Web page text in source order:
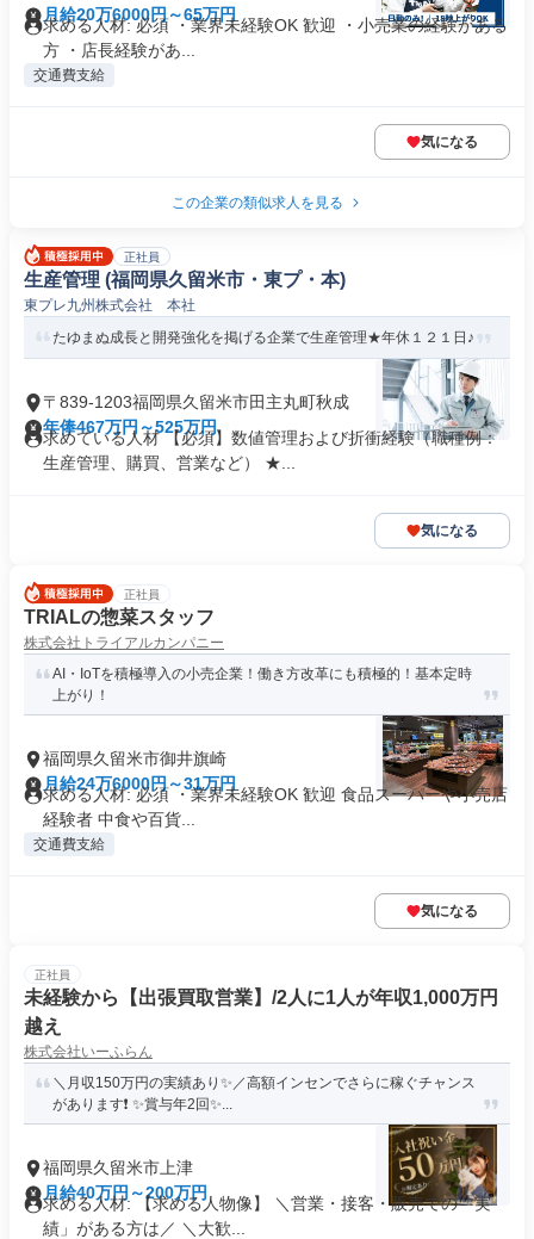
月給20万6000円～65万円
求める人材: 必須 ・業界未経験OK 歓迎 ・小売業の経験がある
方 ・店長経験があ...
交通費支給
気になる
この企業の類似求人を見る
正社員
生産管理 (福岡県久留米市・東プ・本)
東プレ九州株式会社 本社
たゆまぬ成長と開発強化を掲げる企業で生産管理★年休１２１日♪
〒839-1203福岡県久留米市田主丸町秋成
年俸467万円～525万円
求めている人材 【必須】数値管理および折衝経験（職種例：
生産管理、購買、営業など） ★...
気になる
正社員
TRIALの惣菜スタッフ
株式会社トライアルカンパニー
AI・IoTを積極導入の小売企業！働き方改革にも積極的！基本定時
上がり！
福岡県久留米市御井旗崎
月給24万6000円～31万円
求める人材: 必須 ・業界未経験OK 歓迎 食品スーパーや小売店
経験者 中食や百貨...
交通費支給
気になる
正社員
未経験から【出張買取営業】/2人に1人が年収1,000万円
越え
株式会社いーふらん
＼月収150万円の実績あり✨／高額インセンでさらに稼ぐチャンス
があります❗ ✨賞与年2回✨...
福岡県久留米市上津
月給40万円～200万円
求める人材: 【求める人物像】 ＼営業・接客・販売での「実
績」がある方は／ ＼大歓...